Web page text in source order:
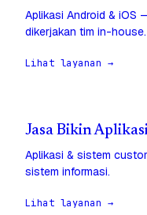
Aplikasi Android & iOS
dikerjakan tim in-house.
Lihat layanan →
Jasa Bikin
Aplikasi & sistem
sistem informasi.
Lihat layanan →